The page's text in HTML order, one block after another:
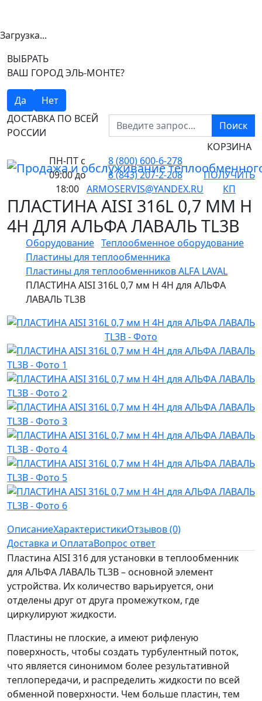
Загрузка...
ВЫБРАТЬ
ВАШ ГОРОД ЭЛЬ-МОНТЕ?
Да
Нет
ДОСТАВКА ПО ВСЕЙ
РОССИИ
Поиск
ПН-ПТ с
09:00 до
18:00
8 (800) 600-6-278
8 (843) 207-2-208
ARMOSERVIS@YANDEX.RU
КОРЗИНА
ПОЛУЧИТЬ
КП
ПЛАСТИНА AISI 316L 0,7 ММ H
4H ДЛЯ АЛЬФА ЛАВАЛЬ TL3B
Оборудование Теплообменное оборудование
Пластины для теплообменника
Пластины для теплообменников ALFA LAVAL
ПЛАСТИНА AISI 316L 0,7 мм H 4H для АЛЬФА
ЛАВАЛЬ TL3B
ОписаниеХарактеристикиОтзывов (0)
Доставка и ОплатаВопрос ответ
Пластина AISI 316 для установки в теплообменник
для АЛЬФА ЛАВАЛЬ TL3B – основной элемент
устройства. Их количество варьируется, они
отделены друг от друга промежутком, где
циркулируют жидкости.
Пластины не плоские, а имеют рифленую
поверхность, чтобы создать турбулентный поток,
что является синонимом более результативной
теплопередачи, и распределить жидкости по всей
обменной поверхности. Чем больше пластин, тем